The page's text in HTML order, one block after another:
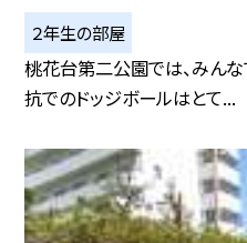
２年生の部屋
桃花台第二公園では、みんな
抗でのドッジボールはとて...